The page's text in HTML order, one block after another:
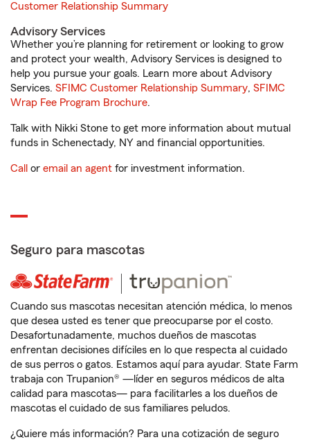
Customer Relationship Summary
Advisory Services
Whether you’re planning for retirement or looking to grow
and protect your wealth, Advisory Services is designed to
help you pursue your goals. Learn more about Advisory
Services. SFIMC Customer Relationship Summary, SFIMC
Wrap Fee Program Brochure.
Talk with Nikki Stone to get more information about mutual
funds in Schenectady, NY and financial opportunities.
Call or email an agent for investment information.
Seguro para mascotas
Cuando sus mascotas necesitan atención médica, lo menos
que desea usted es tener que preocuparse por el costo.
Desafortunadamente, muchos dueños de mascotas
enfrentan decisiones difíciles en lo que respecta al cuidado
de sus perros o gatos. Estamos aquí para ayudar. State Farm
trabaja con Trupanion® —líder en seguros médicos de alta
calidad para mascotas— para facilitarles a los dueños de
mascotas el cuidado de sus familiares peludos.
¿Quiere más información? Para una cotización de seguro